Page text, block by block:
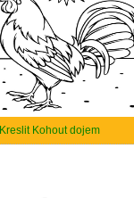
Kreslit Kohout dojem